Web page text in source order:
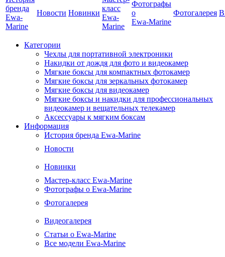
бренда
Ewa-
Marine
Новости Новинки
класс
Ewa-
Marine
Фотографы
о
Ewa-Marine
Фотогалерея
Категории
Чехлы для портативной электроники
Накидки от дождя для фото и видеокамер
Мягкие боксы для компактных фотокамер
Мягкие боксы для зеркальных фотокамер
Мягкие боксы для видеокамер
Мягкие боксы и накидки для профессиональных
видеокамер и вещательных телекамер
Аксессуары к мягким боксам
Информация
История бренда Ewa-Marine
Новости
Новинки
Мастер-класс Ewa-Marine
Фотографы о Ewa-Marine
Фотогалерея
Видеогалерея
Статьи о Ewa-Marine
Все модели Ewa-Marine